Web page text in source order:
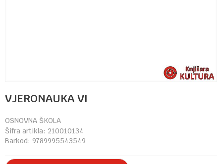
VJERONAUKA VI
OSNOVNA ŠKOLA
Šifra artikla: 210010134
Barkod: 9789995543549